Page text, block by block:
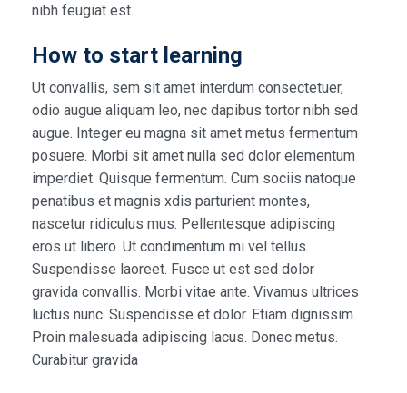
nibh feugiat est.
How to start learning
Ut convallis, sem sit amet interdum consectetuer,
odio augue aliquam leo, nec dapibus tortor nibh sed
augue. Integer eu magna sit amet metus fermentum
posuere. Morbi sit amet nulla sed dolor elementum
imperdiet. Quisque fermentum. Cum sociis natoque
penatibus et magnis xdis parturient montes,
nascetur ridiculus mus. Pellentesque adipiscing
eros ut libero. Ut condimentum mi vel tellus.
Suspendisse laoreet. Fusce ut est sed dolor
gravida convallis. Morbi vitae ante. Vivamus ultrices
luctus nunc. Suspendisse et dolor. Etiam dignissim.
Proin malesuada adipiscing lacus. Donec metus.
Curabitur gravida